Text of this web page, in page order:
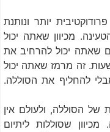
יותר ונותנת
מכיוון שאתה יכול
שאתה יכול להרחיב את
הפעולה של המלגזה שלך ל-24 שעות. זה מרמז שאתה יכול
להחליף את הסוללה.
של הסוללה, ולעולם אין
שסוללות ליתיום